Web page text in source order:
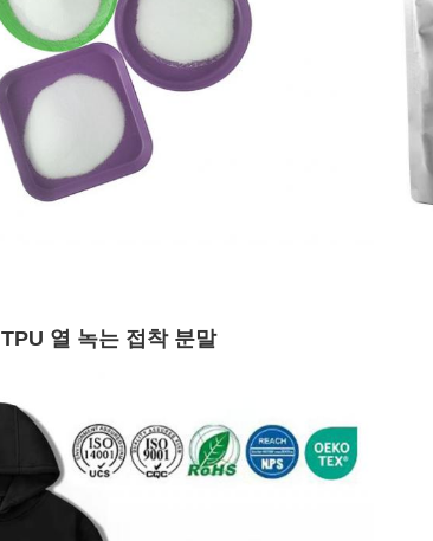
TPU 열 녹는 접착 분말